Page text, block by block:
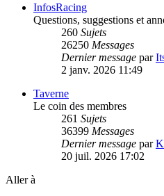
InfosRacing
Questions, suggestions et
260 Sujets
26250 Messages
Dernier message par
2 janv. 2026 11:49
Taverne
Le coin des membres
261 Sujets
36399 Messages
Dernier message par
20 juil. 2026 17:02
Aller à